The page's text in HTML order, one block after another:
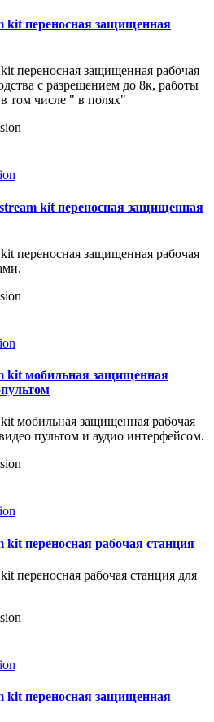
kit переносная защищенная
переносная защищенная рабочая
с разрешением до 8к, работы
том числе " в полях"
kit переносная защищенная
переносная защищенная рабочая
kit мобильная защищенная
мобильная защищенная рабочая
пультом и аудио интерфейсом.
kit переносная рабочая станция
переносная рабочая станция для
kit переносная защищенная